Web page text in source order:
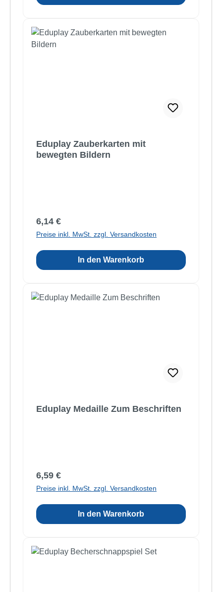
Eduplay Zauberkarten mit
bewegten Bildern
Regulärer Preis:
6,14 €
Preise inkl. MwSt. zzgl. Versandkosten
In den Warenkorb
Eduplay Medaille Zum Beschriften
Regulärer Preis:
6,59 €
Preise inkl. MwSt. zzgl. Versandkosten
In den Warenkorb